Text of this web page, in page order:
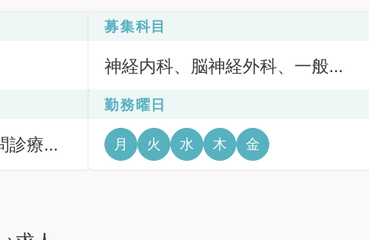
募集科目
神経内科、脳神経外科、一般内
老年内科、血液内科、外科系全
般、一般外科
診療
勤務曜日
月 火 水 木 金